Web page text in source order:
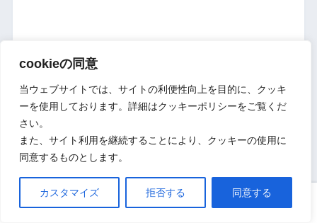
cookieの同意
当ウェブサイトでは、サイトの利便性向上を目的に、クッキ
ーを使用しております。詳細はクッキーポリシーをご覧くだ
さい。
また、サイト利用を継続することにより、クッキーの使用に
同意するものとします。
カスタマイズ 拒否する 同意する
さぶろぐからのコメント
比較商品の中で、最も防水性能の高い
ルルド フ
ェイスメイクエステ
ため頭皮に当てづらいので少し使いづらいのが